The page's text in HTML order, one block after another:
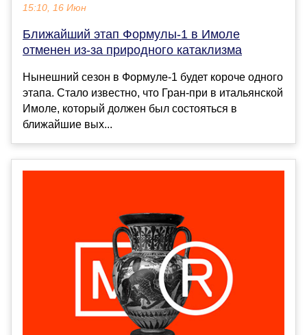
15:10, 16 Июн
Ближайший этап Формулы-1 в Имоле
отменен из-за природного катаклизма
Нынешний сезон в Формуле-1 будет короче одного
этапа. Стало известно, что Гран-при в итальянской
Имоле, который должен был состояться в
ближайшие вых...